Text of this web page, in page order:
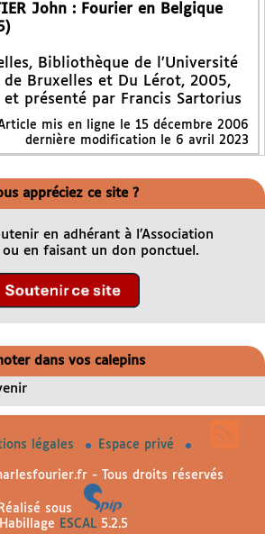
John : Fourier en Belgique
Bibliothèque de l’Université
de Bruxelles et Du Lérot, 2005,
présenté par Francis Sartorius
mis en ligne le 15 décembre 2006
dernière modification le 6 avril 2023
appréciez ce site ?
en adhérant à l’Association
ou en faisant un don ponctuel.
dans vos calepins
légales Espace privé
- Tous droits réservés
Réalisé sous
Habillage
ESCAL5.2.5